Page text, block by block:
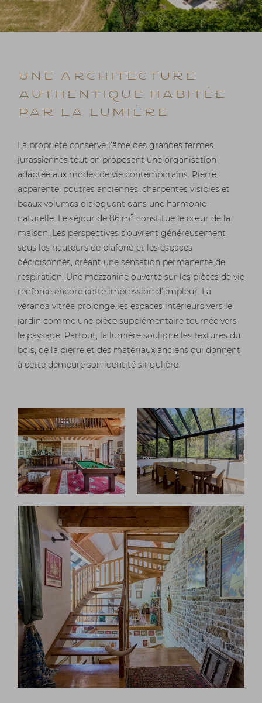
UNE ARCHITECTURE
AUTHENTIQUE HABITÉE
PAR LA LUMIÈRE
La propriété conserve l’âme des grandes fermes
jurassiennes tout en proposant une organisation
adaptée aux modes de vie contemporains. Pierre
apparente, poutres anciennes, charpentes visibles et
beaux volumes dialoguent dans une harmonie
naturelle. Le séjour de 86 m² constitue le cœur de la
maison. Les perspectives s’ouvrent généreusement
sous les hauteurs de plafond et les espaces
décloisonnés, créant une sensation permanente de
respiration. Une mezzanine ouverte sur les pièces de vie
renforce encore cette impression d’ampleur. La
véranda vitrée prolonge les espaces intérieurs vers le
jardin comme une pièce supplémentaire tournée vers
le paysage. Partout, la lumière souligne les textures du
bois, de la pierre et des matériaux anciens qui donnent
à cette demeure son identité singulière.